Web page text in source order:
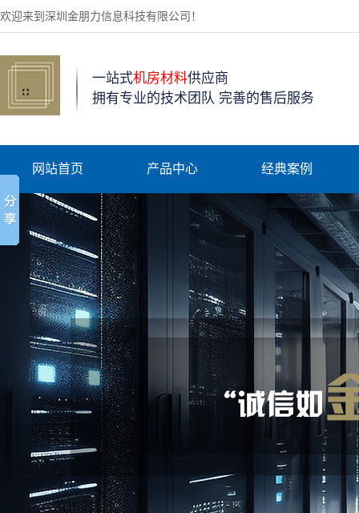
欢迎来到深圳金朋力信息科技有限公司！
一站式机房材料供应商
拥有专业的技术团队 完善的售后服务
网站首页 产品中心 经典案例